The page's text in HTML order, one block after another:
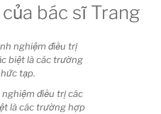
bác sĩ Trang
nghiệm điều trị các
là các trường hợp